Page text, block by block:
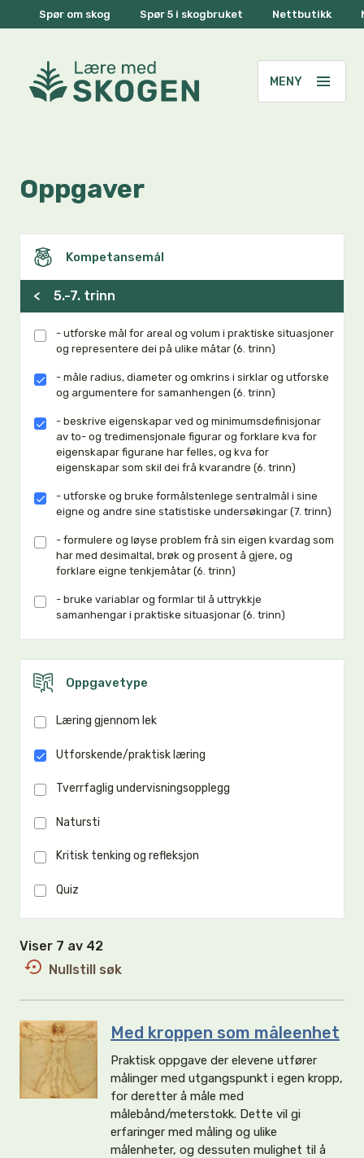
Spør om skog Spør 5 i skogbruket Nettbutikk
Oppgaver
Kompetansemål
< 5.-7. trinn
- utforske mål for areal og volum i praktiske situasjoner
og representere dei på ulike måtar (6. trinn)
- måle radius, diameter og omkrins i sirklar og utforske
og argumentere for samanhengen (6. trinn)
- beskrive eigenskapar ved og minimumsdefinisjonar
av to- og tredimensjonale figurar og forklare kva for
eigenskapar figurane har felles, og kva for
eigenskapar som skil dei frå kvarandre (6. trinn)
- utforske og bruke formålstenlege sentralmål i sine
eigne og andre sine statistiske undersøkingar (7. trinn)
- formulere og løyse problem frå sin eigen kvardag som
har med desimaltal, brøk og prosent å gjere, og
forklare eigne tenkjemåtar (6. trinn)
- bruke variablar og formlar til å uttrykkje
samanhengar i praktiske situasjonar (6. trinn)
Oppgavetype
Læring gjennom lek
Utforskende/praktisk læring
Tverrfaglig undervisningsopplegg
Natursti
Kritisk tenking og refleksjon
Quiz
Viser 7 av 42
Nullstill søk
Med kroppen som måleenhet
Praktisk oppgave der elevene utfører
målinger med utgangspunkt i egen kropp,
for deretter å måle med
målebånd/meterstokk. Dette vil gi
erfaringer med måling og ulike
målenheter, og dessuten mulighet til å